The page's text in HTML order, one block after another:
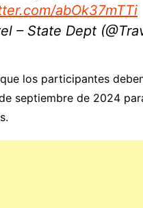
abOk37mTTi
– State Dept
los participantes
septiembre de 2024